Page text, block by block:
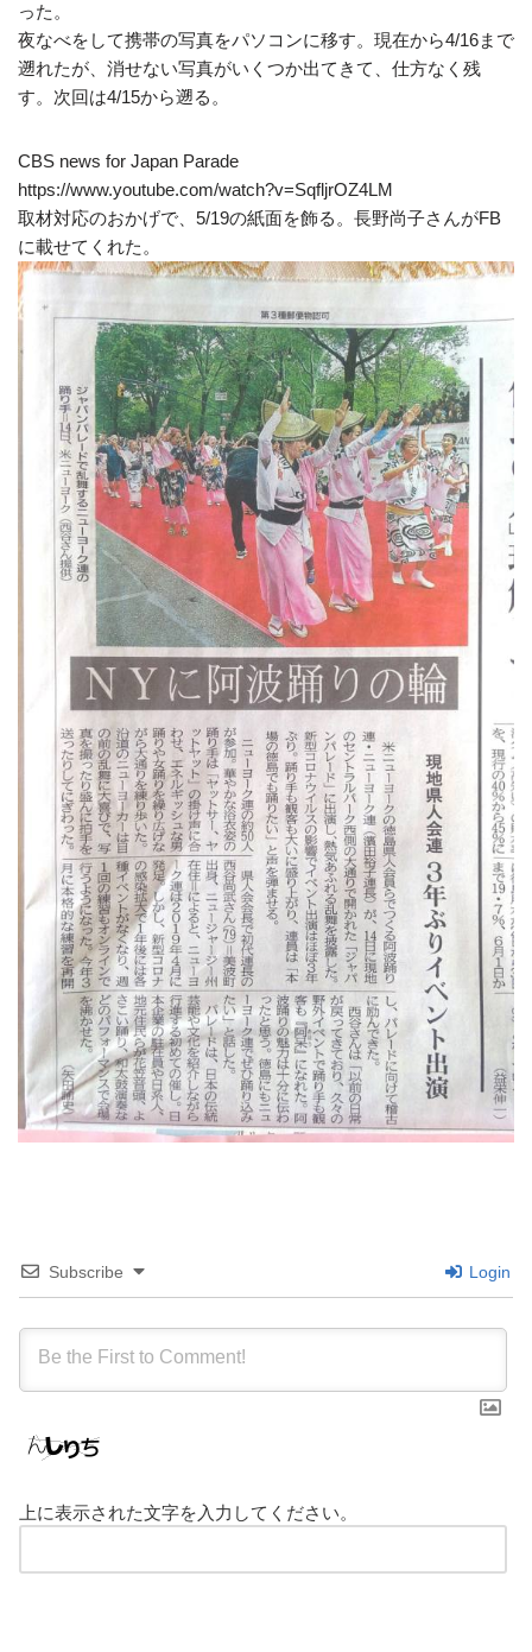
った。
夜なべをして携帯の写真をパソコンに移す。現在から4/16まで
遡れたが、消せない写真がいくつか出てきて、仕方なく残
す。次回は4/15から遡る。
CBS news for Japan Parade
https://www.youtube.com/watch?v=SqfljrOZ4LM
取材対応のおかげで、5/19の紙面を飾る。長野尚子さんがFB
に載せてくれた。
Subscribe Login
上に表示された文字を入力してください。